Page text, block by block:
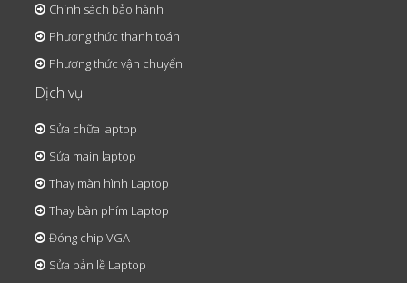
Chính sách bảo hành
Phương thức thanh toán
Phương thức vận chuyển
Dịch vụ
Sửa chữa laptop
Sửa main laptop
Thay màn hình Laptop
Thay bàn phím Laptop
Đóng chip VGA
Sửa bản lề Laptop